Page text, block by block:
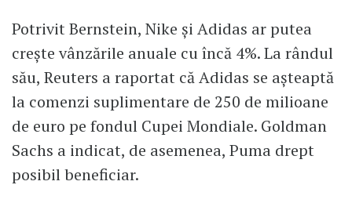
Potrivit Bernstein, Nike și Adidas ar putea
crește vânzările anuale cu încă 4%. La rândul
său, Reuters a raportat că Adidas se așteaptă
la comenzi suplimentare de 250 de milioane
de euro pe fondul Cupei Mondiale. Goldman
Sachs a indicat, de asemenea, Puma drept
posibil beneficiar.